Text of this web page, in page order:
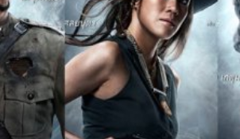
เป็นผู้กำกับและนักเขียนบทภาพยนต์ที่ผม
มผลงานมาตั้งแต่ยังใช้ชื่อโรนินทีมตอน
วก็ประทับใจมากกับ "ไชยา" ที่ดูแล้วเสีย
ห้อึ้งได้กับเรื่องราวหักมุมใน "เฉือน" แม้จะ
อันธพาล" และ "สุขสันต์วันกลับบ้าน" พอรู้
คชั่นฟอร์มใหญ่อย่าง "ขุนพันธ์" จึงเปิดใจ
days ago